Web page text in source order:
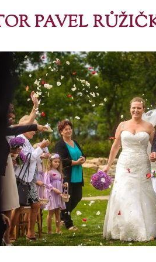
PAVEL